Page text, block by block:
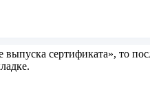
сертификата», то